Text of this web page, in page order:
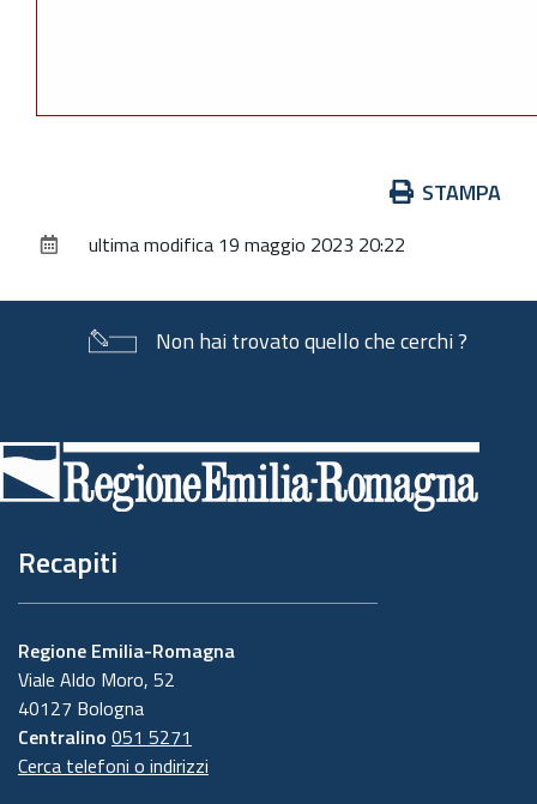
documento
STAMPA
ultima modifica 19 maggio 2023 20:22
Non hai trovato quello che cerchi ?
di
pagina
Recapiti
Regione Emilia-Romagna
Viale Aldo Moro, 52
40127 Bologna
Centralino 051 5271
Cerca telefoni o indirizzi